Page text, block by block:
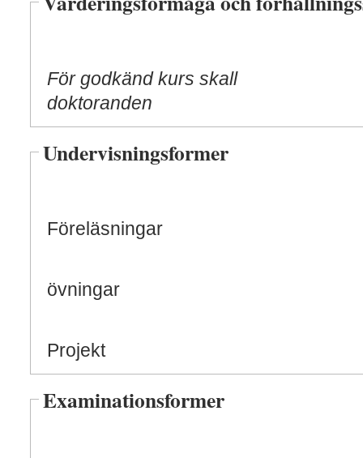
För godkänd kurs skall
doktoranden
Undervisningsformer
Föreläsningar
övningar
Projekt
Examinationsformer